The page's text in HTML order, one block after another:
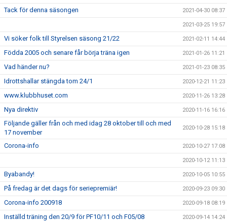
Tack för denna säsongen 2021-04-30 08:37
2021-03-25 19:57
Vi söker folk till Styrelsen säsong 21/22 2021-02-11 14:44
Födda 2005 och senare får börja träna igen 2021-01-26 11:21
Vad händer nu? 2021-01-23 08:35
Idrottshallar stängda tom 24/1 2020-12-21 11:23
www.klubbhuset.com 2020-11-26 13:28
Nya direktiv 2020-11-16 16:16
Följande gäller från och med idag 28 oktober till och med
17 november
2020-10-28 15:18
Corona-info 2020-10-27 17:08
2020-10-12 11:13
Byabandy! 2020-10-05 10:55
På fredag är det dags för seriepremiär! 2020-09-23 09:30
Corona-info 200918 2020-09-18 08:19
Inställd träning den 20/9 för PF10/11 och F05/08 2020-09-14 14:24